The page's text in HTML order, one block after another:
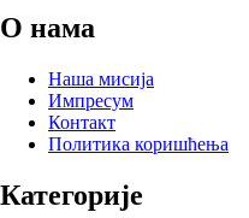
О нама
Наша мисија
Импресум
Контакт
Политика коришћења
Категорије